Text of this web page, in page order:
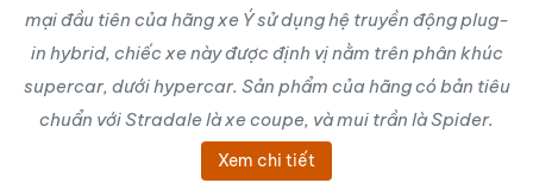
mại đầu tiên của hãng xe Ý sử dụng hệ truyền động plug-
in hybrid, chiếc xe này được định vị nằm trên phân khúc
supercar, dưới hypercar. Sản phẩm của hãng có bản tiêu
chuẩn với Stradale là xe coupe, và mui trần là Spider.
Xem chi tiết